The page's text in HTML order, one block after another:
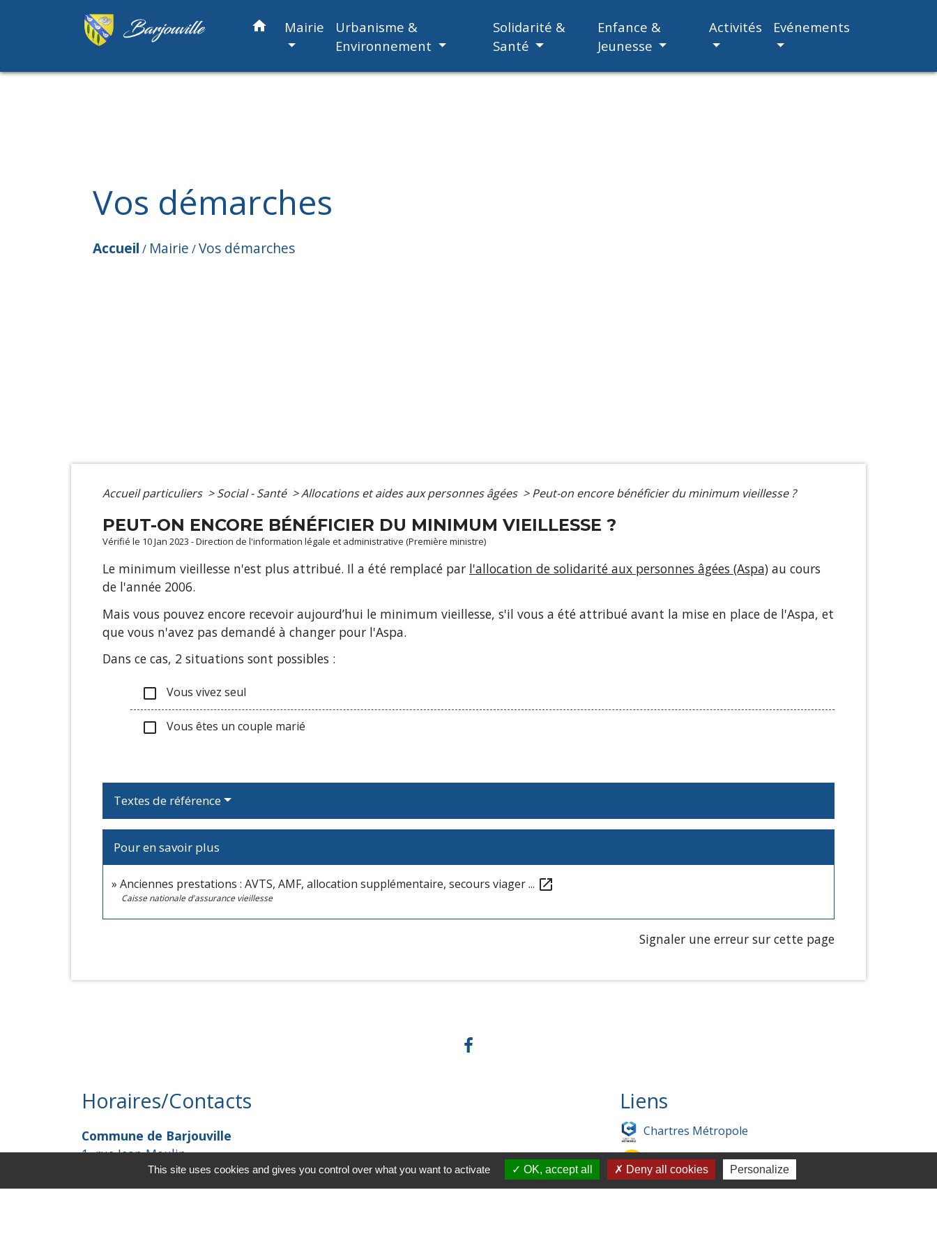
home Mairie
Urbanisme &
Environnement
Solidarité &
Santé
Enfance &
Jeunesse
Activités Evénements
Vos démarches
Accueil / Mairie /Vos démarches
Accueil particuliers > Social - Santé >Allocations et aides aux personnes âgées > Peut-on encore bénéficier du minimum vieillesse ?
PEUT-ON ENCORE BÉNÉFICIER DU MINIMUM VIEILLESSE ?
Vérifié le 10 Jan 2023 - Direction de l'information légale et administrative (Première ministre)
Le minimum vieillesse n'est plus attribué. Il a été remplacé par l'allocation de solidarité aux personnes âgées (Aspa) au cours
de l'année 2006.
Mais vous pouvez encore recevoir aujourd’hui le minimum vieillesse, s'il vous a été attribué avant la mise en place de l'Aspa, et
que vous n'avez pas demandé à changer pour l'Aspa.
Dans ce cas, 2 situations sont possibles :
check_box_outline_blank Vous vivez seul
check_box_outline_blank Vous êtes un couple marié
Textes de référence
Pour en savoir plus
Anciennes prestations : AVTS, AMF, allocation supplémentaire, secours viager ... open_in_new
Caisse nationale d'assurance vieillesse
Signaler une erreur sur cette page
Horaires/Contacts
Commune de Barjouville
1, rue Jean Moulin
28630 Barjouville - FRANCE
+33 2 37 34 30 04
Liens
Chartres Métropole
Conseil Départemental
Préfecture d'Eure-et-Loir
This site uses cookies and gives you control over what you want to activate OK, accept all Deny all cookies Personalize